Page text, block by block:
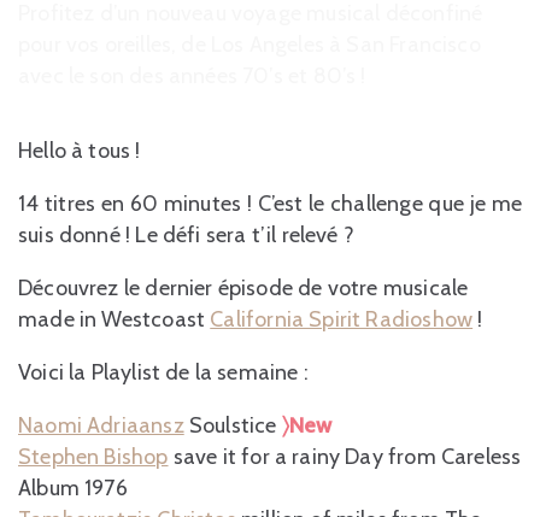
Hello à tous !
14 titres en 60 minutes ! C’est le challenge que je me
suis donné ! Le défi sera t’il relevé ?
Découvrez le dernier épisode de votre musicale
made in Westcoast California Spirit Radioshow !
Voici la Playlist de la semaine :
Naomi AdriaanszSoulstice 〉New
Stephen Bishop save it for a rainy Day from Careless
Album 1976